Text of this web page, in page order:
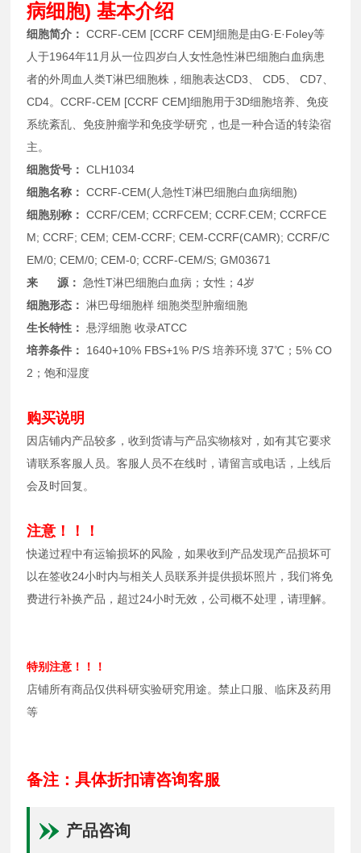
病细胞) 基本介绍
细胞简介： CCRF-CEM [CCRF CEM]细胞是由G·E·Foley等
人于1964年11月从一位四岁白人女性急性淋巴细胞白血病患
者的外周血人类T淋巴细胞株，细胞表达CD3、 CD5、 CD7、
CD4。CCRF-CEM [CCRF CEM]细胞用于3D细胞培养、免疫
系统紊乱、免疫肿瘤学和免疫学研究，也是一种合适的转染宿
主。
细胞货号： CLH1034
细胞名称： CCRF-CEM(人急性T淋巴细胞白血病细胞)
细胞别称： CCRF/CEM; CCRFCEM; CCRF.CEM; CCRFCE
M; CCRF; CEM; CEM-CCRF; CEM-CCRF(CAMR); CCRF/C
EM/0; CEM/0; CEM-0; CCRF-CEM/S; GM03671
来 源： 急性T淋巴细胞白血病；女性；4岁
细胞形态： 淋巴母细胞样 细胞类型肿瘤细胞
生长特性： 悬浮细胞 收录ATCC
培养条件：
1640+10% FBS+1% P/S 培养环境 37℃；5% CO
2；饱和湿度
购买说明
因店铺内产品较多，收到货请与产品实物核对，如有其它要求
请联系客服人员。客服人员不在线时，请留言或电话，上线后
会及时回复。
注意！！！
快递过程中有运输损坏的风险，如果收到产品发现产品损坏可
以在签收24小时内与相关人员联系并提供损坏照片，我们将免
费进行补换产品，超过24小时无效，公司概不处理，请理解。
特别注意！！！
店铺所有商品仅供科研实验研究用途。禁止口服、临床及药用
等
备注：具体折扣请咨询客服
产品咨询